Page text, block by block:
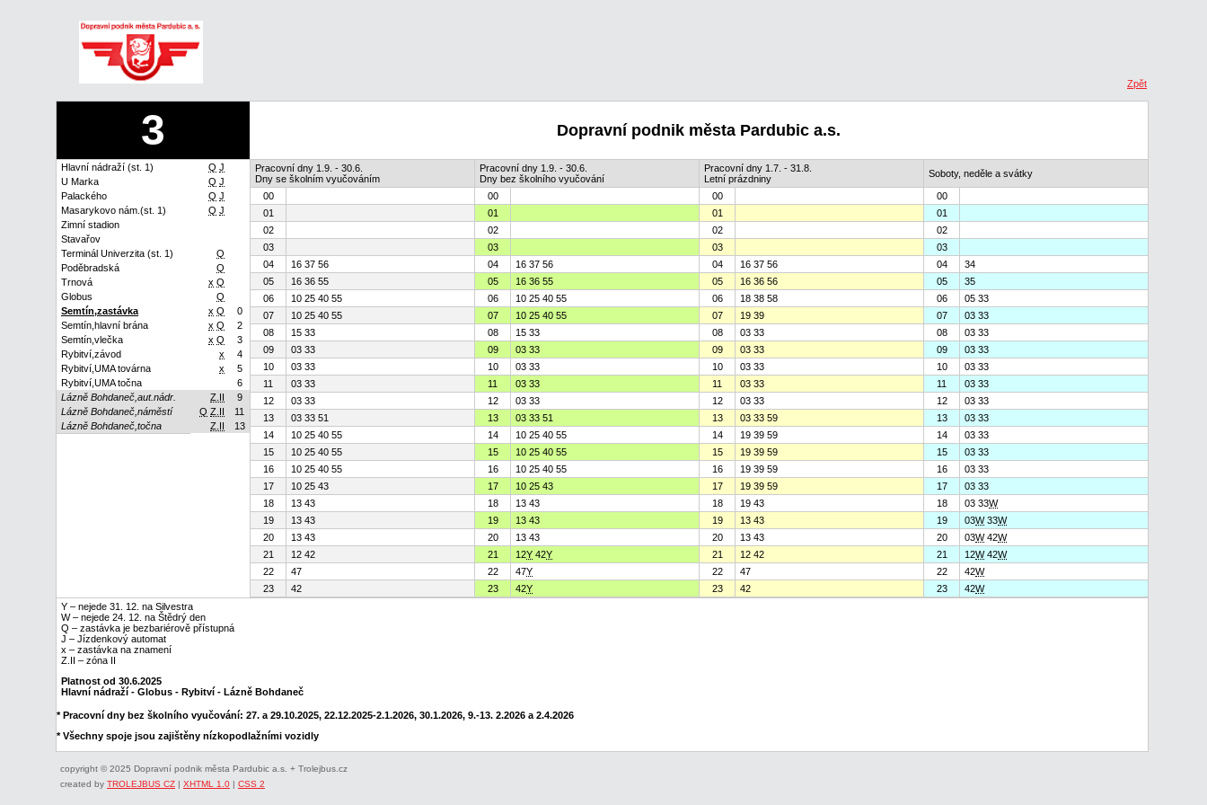
Zpět
3 Dopravní podnik města Pardubic a.s.
Hlavní nádraží (st. 1) Q J
U Marka
Q J
Palackého
Q J
Masarykovo nám.(st. 1)
Q J
Zimní stadion
Stavařov
Terminál Univerzita (st. 1)
Q
Poděbradská
Q
Trnová
x Q
Globus
Q
Semtín,zastávka
x Q
0
Semtín,hlavní brána
x Q
2
Semtín,vlečka
x Q
3
Rybitví,závod
x
4
Rybitví,UMA továrna
x
5
Rybitví,UMA točna
6
Lázně Bohdaneč,aut.nádr.
Z.II
9
Lázně Bohdaneč,náměstí
Q Z.II
11
Lázně Bohdaneč,točna
Z.II 13
Pracovní dny 1.9. - 30.6.
Dny se školním vyučováním
Pracovní dny 1.9. - 30.6.
Dny bez školního vyučování
Pracovní dny 1.7. - 31.8.
Letní prázdniny
Soboty, neděle a svátky
00 00 00
00
01
01 01
01
02
02 02
02
03
03 03
03
04
16 37 56 04 16 37 56 04 16 37 56 04
34
05
16 36 55 05 16 36 55 05 16 36 56 05
35
06
10 25 40 55 06 10 25 40 55 06 18 38 58 06
05 33
07
10 25 40 55 07 10 25 40 55 07 19 39 07
03 33
08
15 33 08 15 33 08 03 33 08
03 33
09
03 33 09 03 33 09 03 33 09
03 33
10
03 33 10 03 33 10 03 33 10
03 33
11
03 33 11 03 33 11 03 33 11
03 33
12
03 33 12 03 33 12 03 33 12
03 33
13
03 33 51 13 03 33 51 13 03 33 59 13
03 33
14
10 25 40 55 14 10 25 40 55 14 19 39 59 14
03 33
15
10 25 40 55 15 10 25 40 55 15 19 39 59 15
03 33
16
10 25 40 55 16 10 25 40 55 16 19 39 59 16
03 33
17
10 25 43 17 10 25 43 17 19 39 59 17
03 33
18
13 43 18 13 43 18 19 43 18 03 33W
19
13 43 19 13 43 19 13 43 19 03W33W
20
13 43 20 13 43 20 13 43 20 03W42W
21
12 42 21 12Y 42Y 21 12 42 21 12W42W
22
47 22 47Y 22 47 22 42W
23
42 23 42Y 23 42 23 42W
Y – nejede 31. 12. na Silvestra
W – nejede 24. 12. na Štědrý den
Q – zastávka je bezbariérově přístupná
J – Jízdenkový automat
x – zastávka na znamení
Z.II – zóna II
Platnost od 30.6.2025
Hlavní nádraží - Globus - Rybitví - Lázně Bohdaneč
* Pracovní dny bez školního vyučování: 27. a 29.10.2025, 22.12.2025-2.1.2026, 30.1.2026, 9.-13. 2.2026 a 2.4.2026
* Všechny spoje jsou zajištěny nízkopodlažními vozidly
copyright © 2025 Dopravní podnik města Pardubic a.s. + Trolejbus.cz
created by TROLEJBUS CZ | XHTML 1.0 | CSS 2